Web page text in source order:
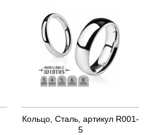
Кольцо, Сталь, артикул R001-
5